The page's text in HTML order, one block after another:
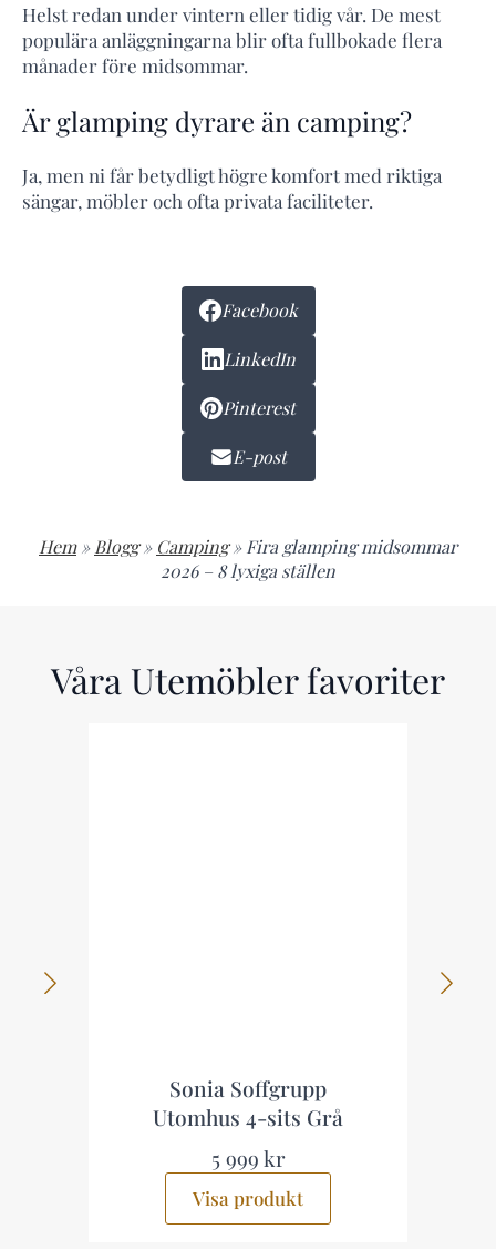
Helst redan under vintern eller tidig vår. De mest
populära anläggningarna blir ofta fullbokade flera
månader före midsommar.
Är glamping dyrare än camping?
Ja, men ni får betydligt högre komfort med riktiga
sängar, möbler och ofta privata faciliteter.
Facebook
LinkedIn
Pinterest
E-post
Hem » Blogg » Camping » Fira glamping midsommar
2026 – 8 lyxiga ställen
Våra Utemöbler favoriter
Sonia Soffgrupp
Utomhus 4-sits Grå
5 999 kr
Visa produkt